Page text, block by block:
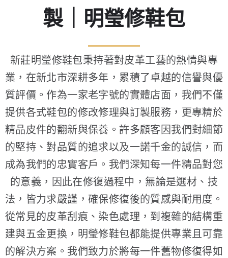
製｜明瑩修鞋包
新莊明瑩修鞋包秉持著對皮革工藝的熱情與專
業，在新北市深耕多年，累積了卓越的信譽與優
質評價。作為一家老字號的實體店面，我們不僅
提供各式鞋包的修改修理與訂製服務，更專精於
精品皮件的翻新與保養。許多顧客因我們對細節
的堅持、對品質的追求以及一諾千金的誠信，而
成為我們的忠實客戶。我們深知每一件精品對您
的意義，因此在修復過程中，無論是選材、技
法，皆力求嚴謹，確保修復後的質感與耐用度。
從常見的皮革刮痕、染色處理，到複雜的結構重
建與五金更換，明瑩修鞋包都能提供專業且可靠
的解決方案。我們致力於將每一件舊物修復得如